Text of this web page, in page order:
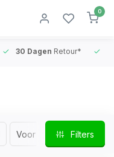
0
30 Dagen Retour*
Voor de slaapkamer
Filters